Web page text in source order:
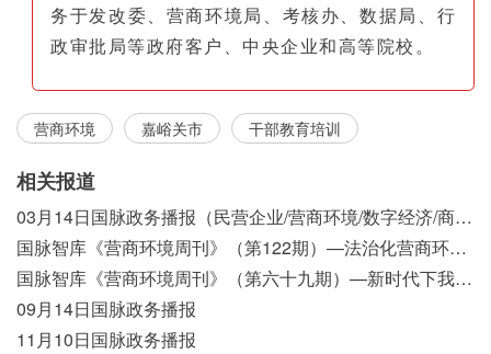
务于发改委、营商环境局、考核办、数据局、行
政审批局等政府客户、中央企业和高等院校。
营商环境 嘉峪关市 干部教育培训
相关报道
03月14日国脉政务播报（民营企业/营商环境/数字经济/商事制度改革）
国脉智库《营商环境周刊》（第122期）—法治化营商环境视域下我国行政执法公示制度浅析
国脉智库《营商环境周刊》（第六十九期）—新时代下我国营商环境标准体系构建初探
09月14日国脉政务播报
11月10日国脉政务播报